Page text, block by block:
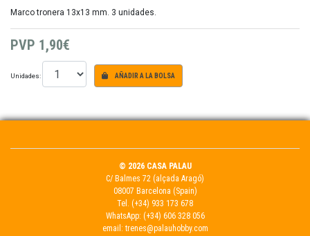
Marco tronera 13x13 mm. 3 unidades.
PVP 1,90€
Unidades: AÑADIR A LA BOLSA
© 2026 CASA PALAU
C/ Balmes 72 (alçada Aragó)
08007 Barcelona (Spain)
Tel. (+34) 933 173 678
WhatsApp: (+34) 606 328 056
email: trenes@palauhobby.com